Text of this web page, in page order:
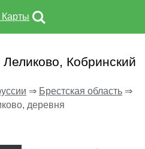
Леликово, Кобринский
⇒ Брестская область ⇒
деревня